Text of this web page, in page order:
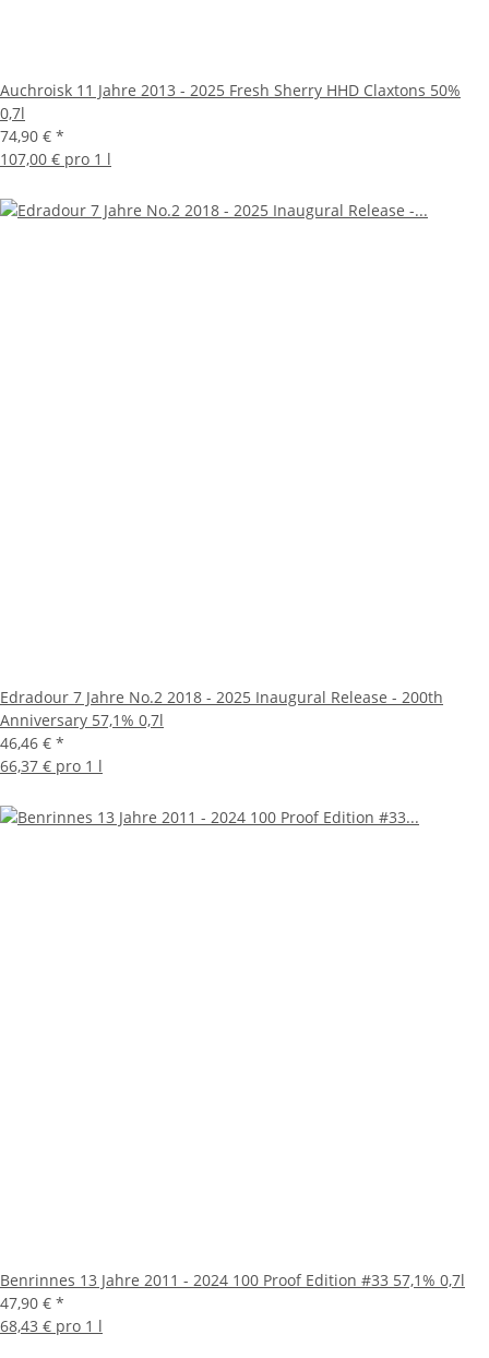
Auchroisk 11 Jahre 2013 - 2025 Fresh Sherry HHD Claxtons 50%
0,7l
74,90 € *
107,00 € pro 1 l
Edradour 7 Jahre No.2 2018 - 2025 Inaugural Release - 200th
Anniversary 57,1% 0,7l
46,46 € *
66,37 € pro 1 l
Benrinnes 13 Jahre 2011 - 2024 100 Proof Edition #33 57,1% 0,7l
47,90 € *
68,43 € pro 1 l